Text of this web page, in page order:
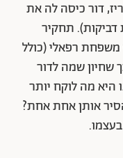
דור כיסה לה את
דביקות). תחקיר
משפחת רפאלי (כולל
שחיון שמה לדור
מה לוקח יותר
אותן אחת אחת?